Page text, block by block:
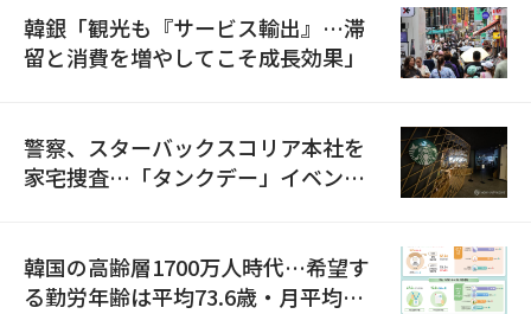
韓銀「観光も『サービス輸出』…滞
留と消費を増やしてこそ成長効果」
警察、スターバックスコリア本社を
家宅捜査…「タンクデー」イベント
韓国の高齢層1700万人時代…希望す
る勤労年齢は平均73.6歳・月平均賃